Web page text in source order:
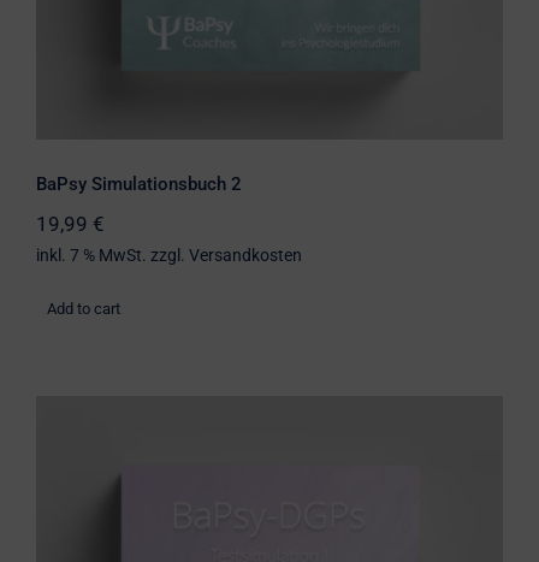
BaPsy Simulationsbuch 2
19,99 €
inkl. 7 % MwSt. zzgl. Versandkosten
Add to cart